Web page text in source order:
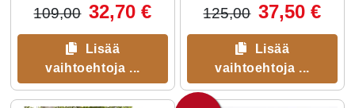
109,00 32,70 €
Lisää
vaihtoehtoja ...
125,00 37,50 €
Lisää
vaihtoehtoja ...